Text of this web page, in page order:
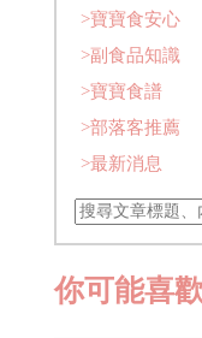
>寶寶食安心
>副食品知識
>寶寶食譜
>部落客推薦
>最新消息
你可能喜